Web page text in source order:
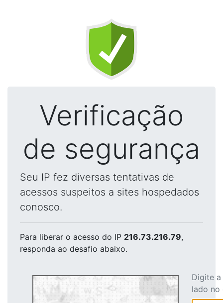
Verificação
de segurança
Seu IP fez diversas tentativas de
acessos suspeitos a sites hospedados
conosco.
Para liberar o acesso do IP 216.73.216.79,
responda ao desafio abaixo.
Digite
lado no